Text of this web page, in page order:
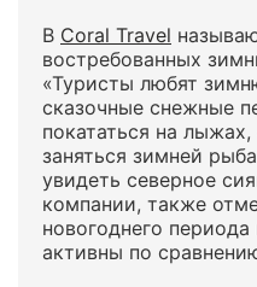
В Coral Travel
востребованных
«Туристы любят
сказочные снежные
покататься на
заняться зимней
увидеть северное
компании, также
новогоднего
активны по